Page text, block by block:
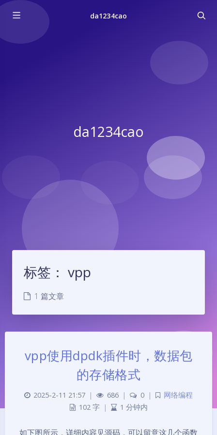
da1234cao
da1234cao
夜间模式
标签： vpp
1 篇文章
vpp使用dpdk插件时，数据包
的存储格式
2025-2-11 21:57 | 686 | 0 |
网络编程
102 字
| 1 分钟内
如下图所示，详细内容见源码，可以留意这几个函数